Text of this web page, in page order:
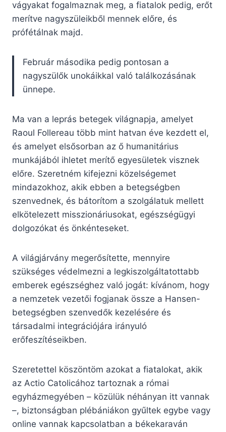
vágyakat fogalmaznak meg, a fiatalok pedig, erőt
merítve nagyszüleikből mennek előre, és
prófétálnak majd.
Február másodika pedig pontosan a
nagyszülők unokáikkal való találkozásának
ünnepe.
Ma van a leprás betegek világnapja, amelyet
Raoul Follereau több mint hatvan éve kezdett el,
és amelyet elsősorban az ő humanitárius
munkájából ihletet merítő egyesületek visznek
előre. Szeretném kifejezni közelségemet
mindazokhoz, akik ebben a betegségben
szenvednek, és bátorítom a szolgálatuk mellett
elkötelezett misszionáriusokat, egészségügyi
dolgozókat és önkénteseket.
A világjárvány megerősítette, mennyire
szükséges védelmezni a legkiszolgáltatottabb
emberek egészséghez való jogát: kívánom, hogy
a nemzetek vezetői fogjanak össze a Hansen-
betegségben szenvedők kezelésére és
társadalmi integrációjára irányuló
erőfeszítéseikben.
Szeretettel köszöntöm azokat a fiatalokat, akik
az Actio Catolicához tartoznak a római
egyházmegyében – közülük néhányan itt vannak
–, biztonságban plébániákon gyűltek egybe vagy
online vannak kapcsolatban a békekaraván